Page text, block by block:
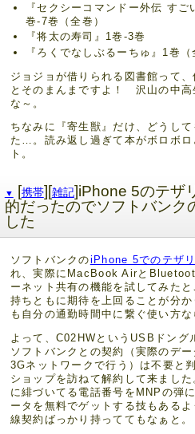
『セクシーコマンドー外伝 す
巻-7巻（全巻）
『将太の寿司』1巻-3巻
『ろくでなしぶるーちゅ』1巻（
ジョジョが借りられる図書館って
とそのまんまですよ！ 沢山の中高
な～。
ちなみに『寄生獣』だけ、どうし
た…。読み返し過ぎて本がボロボロ
ト。
▼ [携帯][雑記]iPhone 5のテザ
的だったのでソフトバンク
した
ソフトバンクのiPhone 5でのテザ
れ、実際にMacBook Airと
ーネット共有の機能を試してみた
持ちともに期待を上回ることが分
も自分の通勤時間中に繋ぐ使い方な
よって、C02HWというUSBドング
ソフトバンクとの契約（実際のデ
3Gネットワークで行う）は不要と
ショップを訪ねて解約して来まし
に緋づいてる電話番号をMNPの弾
ータを無料でゲットする技もある
線契約ばっかり持っててもなぁと。